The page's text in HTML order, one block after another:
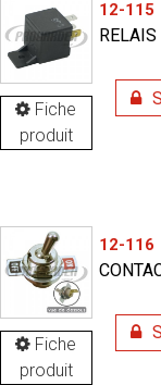
Fiche
produit
12-115
RELAIS
Fiche
produit
12-116